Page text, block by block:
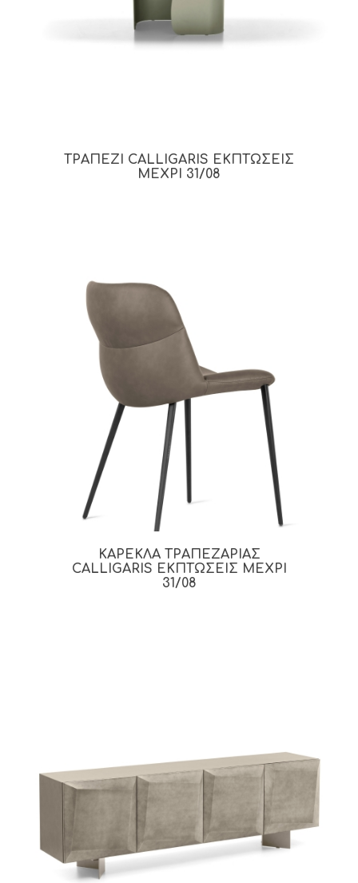
ΤΡΑΠΕΖΙ CALLIGARIS ΕΚΠΤΩΣΕΙΣ
ΜΕΧΡΙ 31/08
ΚΑΡΕΚΛΑ ΤΡΑΠΕΖΑΡΙΑΣ
CALLIGARIS ΕΚΠΤΩΣΕΙΣ ΜΕΧΡΙ
31/08